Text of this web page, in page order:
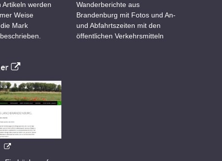
Artikeln werden
Weise
Mark
Wanderberichte aus
Brandenburg mit Fotos und An-
und Abfahrtszeiten mit den
öffentlichen Verkehrsmitteln